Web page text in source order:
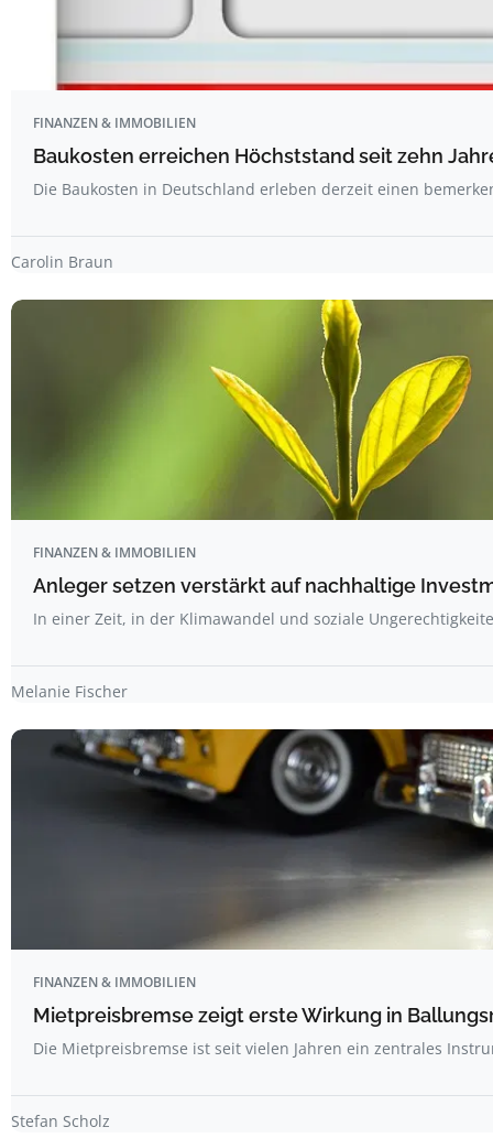
FINANZEN & IMMOBILIEN
Baukosten erreichen Höchststand seit zehn
Die Baukosten in Deutschland erleben derzeit einen
Carolin Braun
FINANZEN & IMMOBILIEN
Anleger setzen verstärkt auf nachhaltige
In einer Zeit, in der Klimawandel und soziale
Melanie Fischer
FINANZEN & IMMOBILIEN
Mietpreisbremse zeigt erste Wirkung in
Die Mietpreisbremse ist seit vielen Jahren ein zentrales
Stefan Scholz